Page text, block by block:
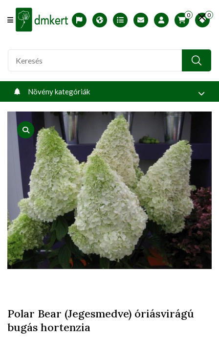
Offcanvas Menu Open
English version
Télállósági zónák
Nyomtatható ABC árjegyzék
Profilom
0 0
Növény kategóriák
product view
Polar Bear (Jegesmedve) óriásvirágú
bugás hortenzia